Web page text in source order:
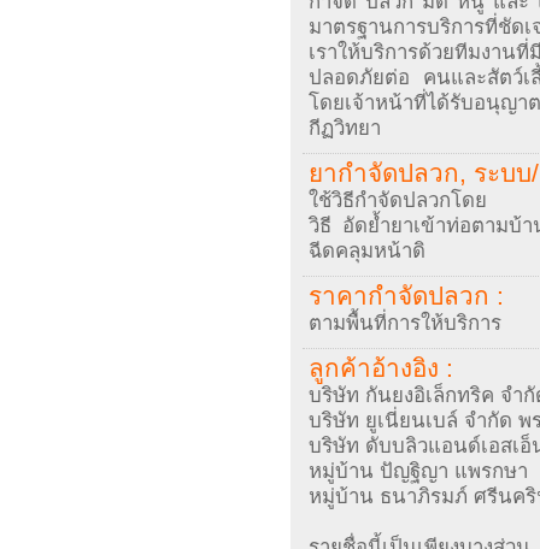
มาตรฐานการบริการที่ชัดเ
เราให้บริการด้วยทีมง
ปลอดภัยต่อ คนและสัตว์
โดยเจ้าหน้าที่ได้รับอนุ
กีฏวิทยา
ยากำจัดปลวก, ระบ
ใช้วิธีกำจัดปลวกโดย
วิธี อัดย้ำยาเข้าท่อตามบ้
ฉีดคลุมหน้าดิ
ราคากำจัดปลวก :
ตามพื้นที่การให้บริการ
ลูกค้าอ้างอิง :
บริษัท กันยงอิเล็กทริค จำกั
บริษัท ยูเนี่ยนเบล์ จำกัด พ
บริษัท ดับบลิวแอนด์เอสเอ็
หมู่บ้าน ปัญฐิญา แพรกษา
หมู่บ้าน ธนาภิรมภ์ ศรีนค